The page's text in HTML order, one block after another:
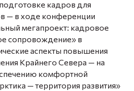
кадров для
— в ходе конференции
мегапроект: кадровое
сопровождение» в
аспекты повышения
Крайнего Севера — на
комфортной
— территория развития»